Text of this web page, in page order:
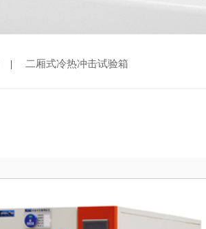
| 二厢式冷热冲击试验箱